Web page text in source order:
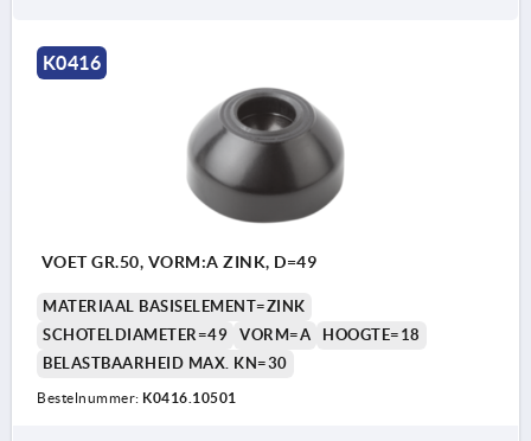
K0416
VOET GR.50, VORM:A ZINK, D=49
MATERIAAL BASISELEMENT=ZINK
SCHOTELDIAMETER=49
VORM=A
HOOGTE=18
BELASTBAARHEID MAX. KN=30
Bestelnummer: K0416.10501